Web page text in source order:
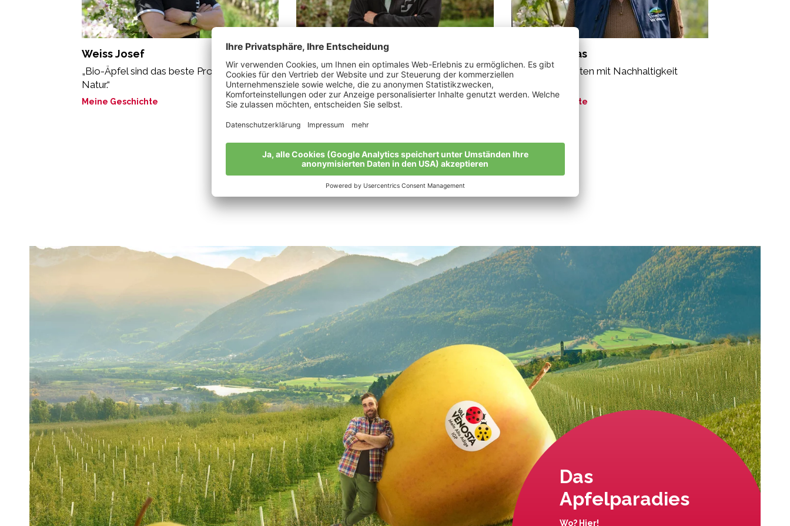
Weiss Josef
„Bio-Äpfel sind das beste Produkt der
Natur.“
Meine Geschichte
Jennewein Samuel Franz
„Das Gefühl der Zufriedenheit.“
Meine Geschichte
Prantl Thomas
“Unseren Planeten mit Nachhaltigkeit
Meine Geschichte
Alle Bio-Bauern im Überblick
Das
Apfelparadies
Wo? Hier!